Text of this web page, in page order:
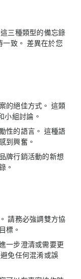
三種類型的備忘錄
一致。 差異在於您
的絕佳方式。 這類
小組討論。
性的語言。 這種語
到興奮。
牌行銷活動的新想
。
請務必強調雙方協
標。
一步澄清或需要更
免任何混淆或誤